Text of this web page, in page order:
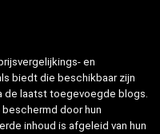
en
biedt die beschikbaar zijn
de laatst toegevoegde blogs.
door hun
inhoud is afgeleid van hun